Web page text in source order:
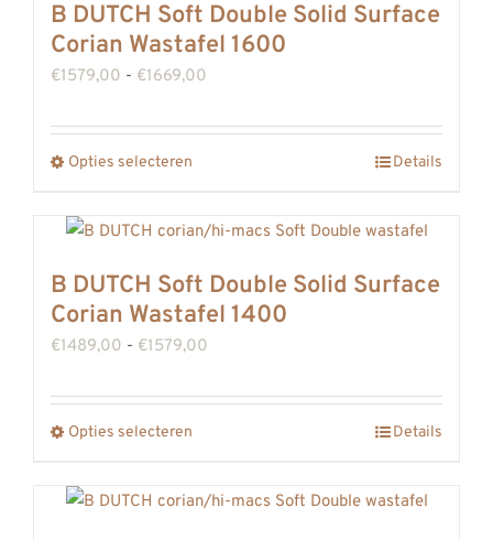
B DUTCH Soft Double Solid Surface
Corian Wastafel 1600
€1579,00 - €1669,00
Opties selecteren
heeft
variaties.
kan
op
Details
B DUTCH Soft Double Solid Surface
Corian Wastafel 1400
€1489,00 - €1579,00
Opties selecteren
heeft
Details